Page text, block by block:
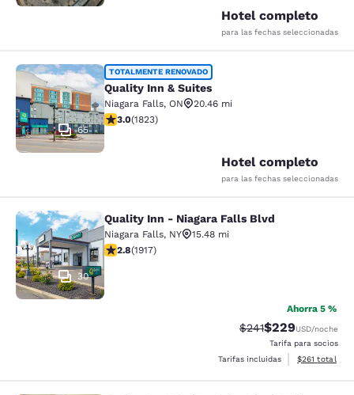
Hotel completo
para las fechas seleccionadas
Quality Inn & Suites
65
TOTALMENTE RENOVADO
Quality Inn & Suites
Niagara Falls, ON
20.46 mi
calificación de 2.96 estrellas. Feria. 1823 reseñas
3.0(1823)
Hotel completo
para las fechas seleccionadas
Quality Inn - Niagara Falls Blvd
30
Quality Inn - Niagara Falls Blvd
Niagara Falls, NY
15.48 mi
calificación de 2.8 estrellas. Feria. 1917 reseñas
2.8(1917)
Ahorra 5 %
Precio tachado:
$241Precio con
$229USD/noche
Tarifa para socios
Tarifas incluidas
Ver detalles
$261 total